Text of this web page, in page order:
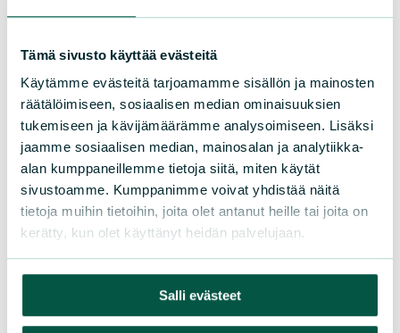
Tämä sivusto käyttää evästeitä
Käytämme evästeitä tarjoamamme sisällön ja mainosten
räätälöimiseen, sosiaalisen median ominaisuuksien
tukemiseen ja kävijämäärämme analysoimiseen. Lisäksi
jaamme sosiaalisen median, mainosalan ja analytiikka-
alan kumppaneillemme tietoja siitä, miten käytät
sivustoamme. Kumppanimme voivat yhdistää näitä
tietoja muihin tietoihin, joita olet antanut heille tai joita on
kerätty, kun olet käyttänyt heidän palvelujaan.
Salli evästeet
Ollilan lampi
Ollilan metsä
Rajakiilinkallio
Salmelan lehto